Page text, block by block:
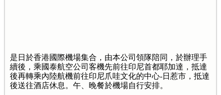
是日於香港國際機場集合，由本公司領隊陪同，於辦理手
續後，乘國泰航空公司客機先前往印尼首都耶加達，抵達
後再轉乘內陸航機前往印尼爪哇文化的中心-日惹市，抵達
後送往酒店休息。午、晚餐於機場自行安排。